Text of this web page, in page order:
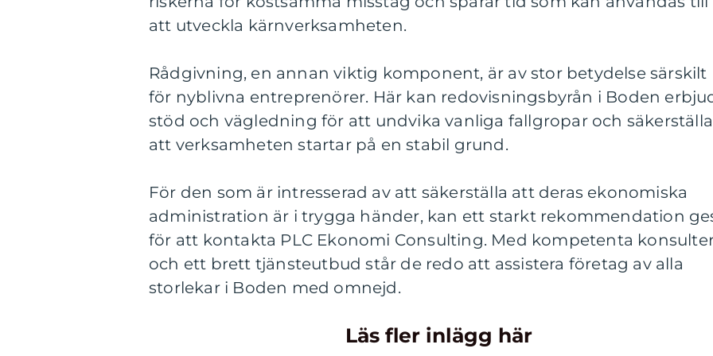
att utveckla kärnverksamheten.
Rådgivning, en annan viktig komponent, är av stor betydelse särskilt
för nyblivna entreprenörer. Här kan redovisningsbyrån i Boden
stöd och vägledning för att undvika vanliga fallgropar och säkerställa
att verksamheten startar på en stabil grund.
För den som är intresserad av att säkerställa att deras ekonomiska
administration är i trygga händer, kan ett starkt rekommendation
för att kontakta PLC Ekonomi Consulting. Med kompetenta
och ett brett tjänsteutbud står de redo att assistera företag av alla
storlekar i Boden med omnejd.
Läs fler inlägg här